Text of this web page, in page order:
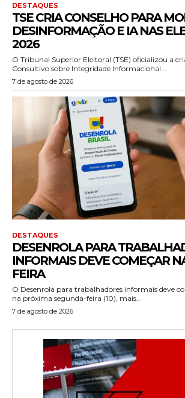
DESTAQUES
TSE CRIA CONSELHO PARA
DESINFORMAÇÃO E IA NAS
2026
O Tribunal Superior Eleitoral (TSE) oficializou a
Consultivo sobre Integridade Informacional...
7 de agosto de 2026
DESTAQUES
DESENROLA PARA
INFORMAIS DEVE COMEÇAR
FEIRA
O Desenrola para trabalhadores informais deve
na próxima segunda-feira (10), mais...
7 de agosto de 2026